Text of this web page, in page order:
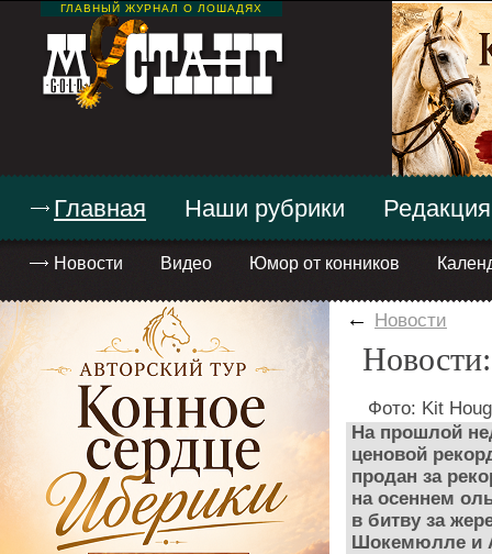
ГЛАВНЫЙ ЖУРНАЛ О ЛОШАДЯХ
Главная
Новости Видео Юмор от конников
Наши рубрики Редакция
← Новости
Фото: Kit
На прошлой
ценовой
продан за
на осеннем
в битву за
Шокемюлле и